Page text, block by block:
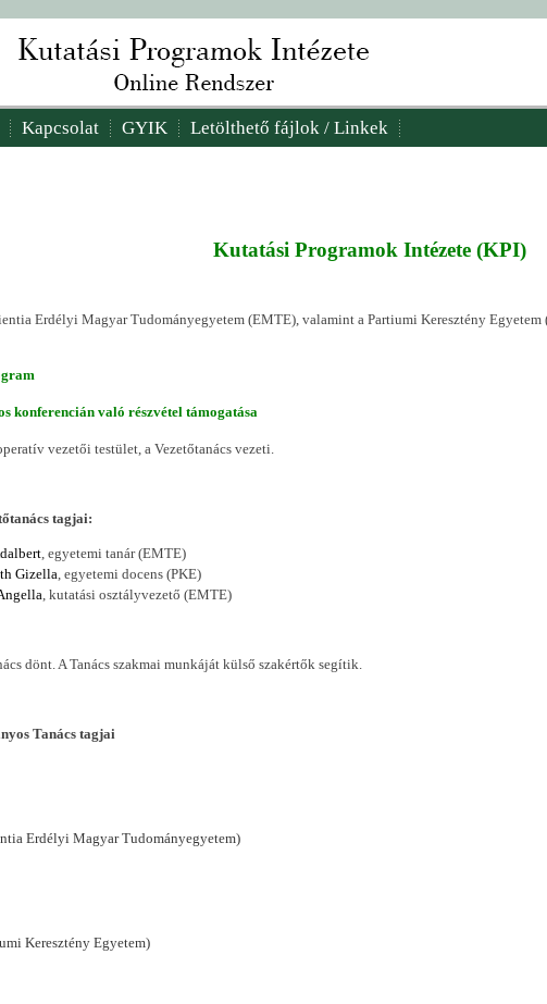
Kapcsolat GYIK Letölthető fájlok / Linkek
Kutatási Programok Intézete (KPI)
Erdélyi Magyar Tudományegyetem (EMTE), valamint a Partiumi Keresztény
konferencián való részvétel támogatása
vezetői testület, a Vezetőtanács vezeti.
tagjai:
, egyetemi tanár (EMTE)
Gizella, egyetemi docens (PKE)
, kutatási osztályvezető (EMTE)
dönt. A Tanács szakmai munkáját külső szakértők segítik.
Tanács tagjai
Erdélyi Magyar Tudományegyetem)
Keresztény Egyetem)